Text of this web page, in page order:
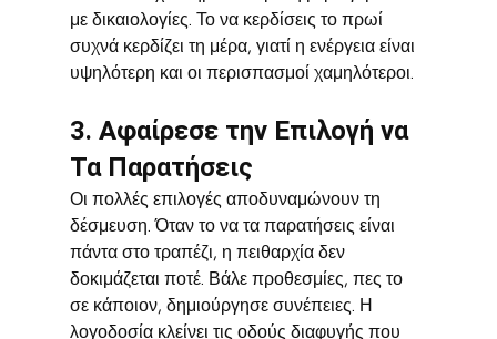
με δικαιολογίες. Το να κερδίσεις το πρωί
συχνά κερδίζει τη μέρα, γιατί η ενέργεια είναι
υψηλότερη και οι περισπασμοί χαμηλότεροι.
3. Αφαίρεσε την Επιλογή να
Τα Παρατήσεις
Οι πολλές επιλογές αποδυναμώνουν τη
δέσμευση. Όταν το να τα παρατήσεις είναι
πάντα στο τραπέζι, η πειθαρχία δεν
δοκιμάζεται ποτέ. Βάλε προθεσμίες, πες το
σε κάποιον, δημιούργησε συνέπειες. Η
λογοδοσία κλείνει τις οδούς διαφυγής που